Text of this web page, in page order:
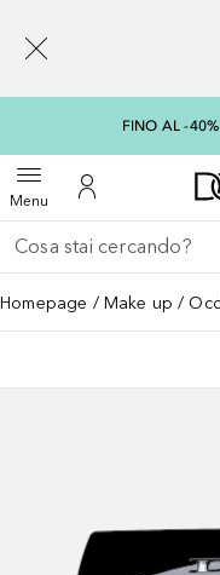
FINO AL -
MenuApri menuAl Mio Account
Torna indietro
Esegui ricerca
Homepage Make up